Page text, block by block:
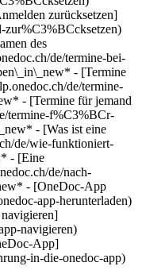
zurücksetzen]
zur%C3%BCcksetzen)
des
de/termine-bei-
- [Termine
de/termine-
- [Termine für jemand
termine-f%C3%BCr-
- [Was ist eine
de/wie-funktioniert-
- [Eine
de/nach-
- [OneDoc-App
app-herunterladen)
navigieren)
App]
in-die-onedoc-app)